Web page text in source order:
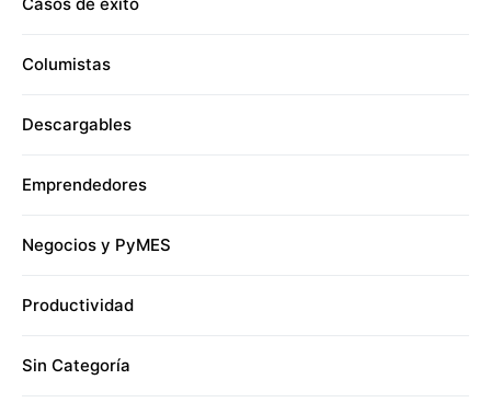
Columistas
Descargables
Emprendedores
Negocios y PyMES
Productividad
Sin Categoría